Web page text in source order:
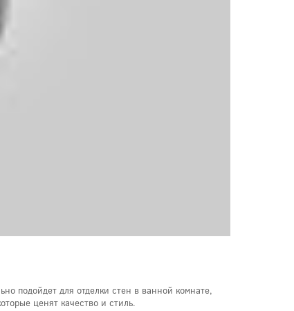
подойдет для отделки стен в ванной комнате,
ценят качество и стиль.